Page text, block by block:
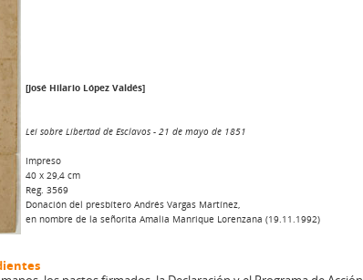
[José Hilario López Valdés]
Lei sobre Libertad de Esclavos - 21 de mayo de 1851
Impreso
40 x 29,4 cm
Reg. 3569
Donación del presbítero Andrés Vargas Martínez,
en nombre de la señorita Amalia Manrique Lorenzana (19.11.1992)